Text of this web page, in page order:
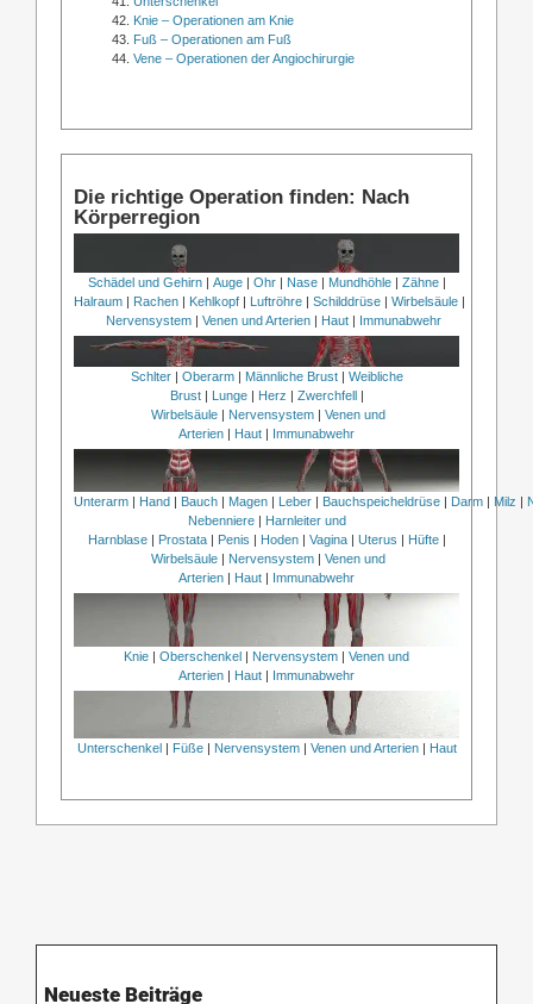
Knie – Operationen am Knie
Fuß – Operationen am Fuß
Vene – Operationen der Angiochirurgie
Die richtige Operation finden: Nach
Körperregion
Schädel und Gehirn| Auge| Ohr| Nase| Mundhöhle| Zähne|
Halraum
Rachen Kehlkopf Luftröhre Schilddrüse Wirbelsäule
Nervensystem
Venen und Arterien Haut Immunabwehr
Schlter| Oberarm| Männliche Brust| Weibliche
Brust| Lunge| Herz | Zwerchfell|
Wirbelsäule | Nervensystem | Venen und
Arterien | Haut | Immunabwehr
Unterarm | Hand | Bauch | Magen | Leber | Bauchspeicheldrüse | Darm | Milz |
Nebenniere| Harnleiter und
Harnblase| Prostata| Penis | Hoden| Vagina| Uterus | Hüfte|
Wirbelsäule | Nervensystem | Venen und
Arterien | Haut | Immunabwehr
Knie | Oberschenkel | Nervensystem | Venen und
Arterien | Haut | Immunabwehr
Unterschenkel| Füße| Nervensystem| Venen und Arterien| Haut
Neueste Beiträge